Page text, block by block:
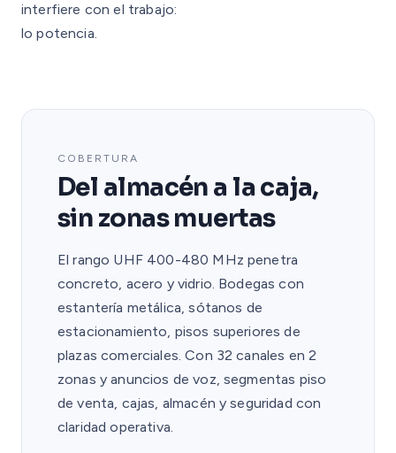
interfiere con el trabajo:
lo potencia.
COBERTURA
Del almacén a la caja,
sin zonas muertas
El rango UHF 400-480 MHz penetra
concreto, acero y vidrio. Bodegas con
estantería metálica, sótanos de
estacionamiento, pisos superiores de
plazas comerciales. Con 32 canales en 2
zonas y anuncios de voz, segmentas piso
de venta, cajas, almacén y seguridad con
claridad operativa.